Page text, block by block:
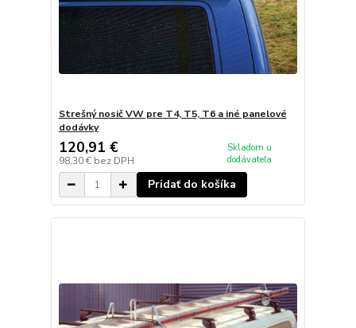
Strešný nosič VW pre T4, T5, T6 a iné panelové
dodávky
120,91 €
98,30 € bez DPH
Skladom u
dodávateľa
Pridať do košíka